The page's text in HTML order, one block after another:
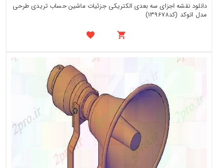
دانلود نقشه اجزای سه بعدی الکتریکی جزئیات ماشین حساب تریدی طرحی
مدل اتوکد (کد139678)